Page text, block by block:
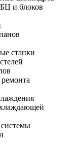
и блоков
станки